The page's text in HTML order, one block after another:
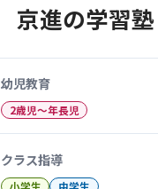
京進の学習塾
幼児教育
2歳児〜年長児
クラス指導